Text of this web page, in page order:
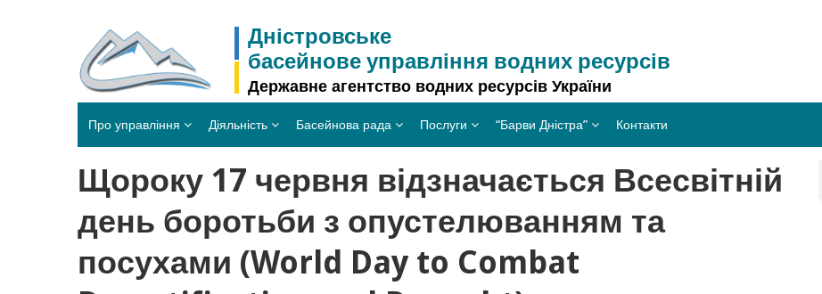
Дністровське
басейнове управління водних ресурсів
Державне агентство водних ресурсів України
Про управління Діяльність Басейнова рада Послуги “Барви Дністра” Контакти
Щороку 17 червня відзначається Всесвітній
день боротьби з опустелюванням та
посухами (World Day to Combat